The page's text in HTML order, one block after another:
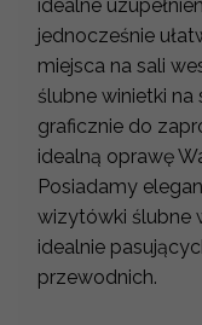
idealne
jednocześnie
miejsca na sali
ślubne winietki
graficznie do
idealną oprawę
Posiadamy
wizytówki ślubne
idealnie
przewodnich.